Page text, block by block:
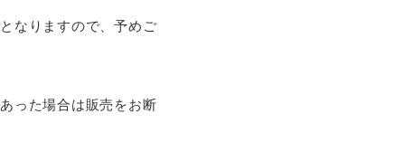
なりますので、予めご
った場合は販売をお断